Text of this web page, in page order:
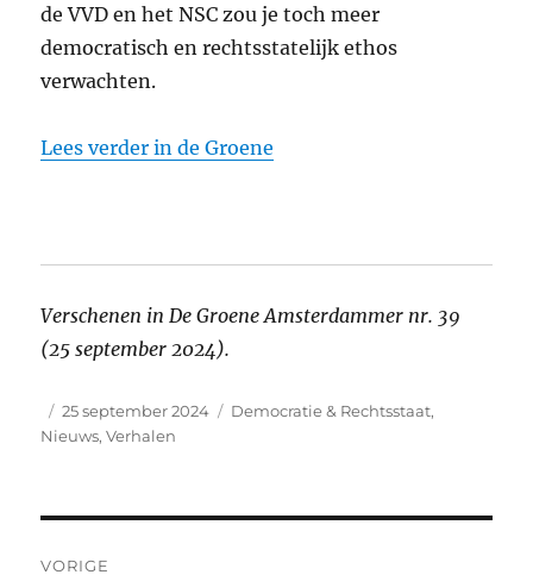
deVVD en hetNSC zou je toch meer
democratisch en rechtsstatelijk ethos
verwachten.
Lees verder in de Groene
Verschenen in De Groene Amsterdammer nr. 39
(25 september 2024).
Auteur
Geplaatst
op
25 september 2024 Categorieën
Democratie & Rechtsstaat,
Nieuws,Verhalen
VORIGE